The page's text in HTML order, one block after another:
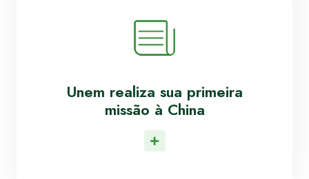
Unem realiza sua primeira
missão à China